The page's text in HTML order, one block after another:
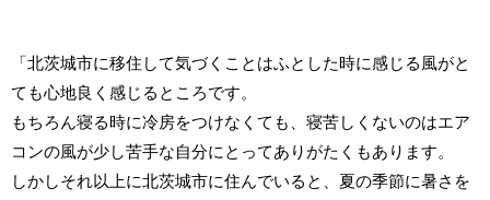
「北茨城市に移住して気づくことはふとした時に感じる風がと
ても心地良く感じるところです。
もちろん寝る時に冷房をつけなくても、寝苦しくないのはエア
コンの風が少し苦手な自分にとってありがたくもあります。
しかしそれ以上に北茨城市に住んでいると、夏の季節に暑さを